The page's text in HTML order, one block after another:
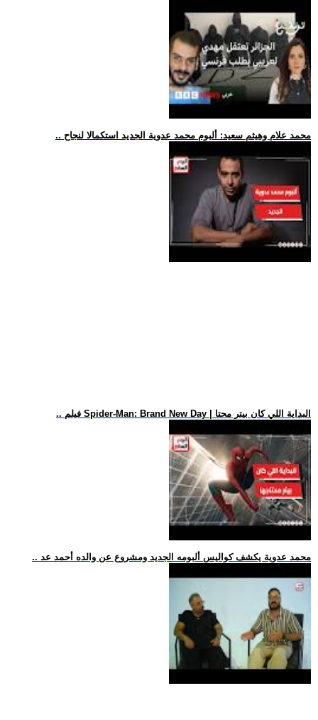
.. محمد علام وهيثم سعيد: ألبوم محمد عدوية الجديد استكمالا لنجاح
.. فيلم Spider-Man: Brand New Day | البداية اللي كان بيتر محتا
.. محمد عدوية يكشف كواليس ألبومه الجديد ومشروع عن والده أحمد عد